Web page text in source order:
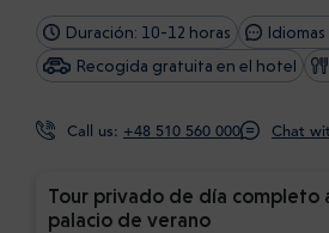
Duración: 10-12 horas
Recogida gratuita en el hotel
Call us: +48 510 560 000 Chat
Tour privado de día completo
palacio de verano